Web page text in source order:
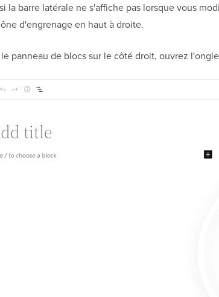
la barre latérale ne s'affiche pas lorsque vous
d'engrenage en haut à droite.
panneau de blocs sur le côté droit, ouvrez